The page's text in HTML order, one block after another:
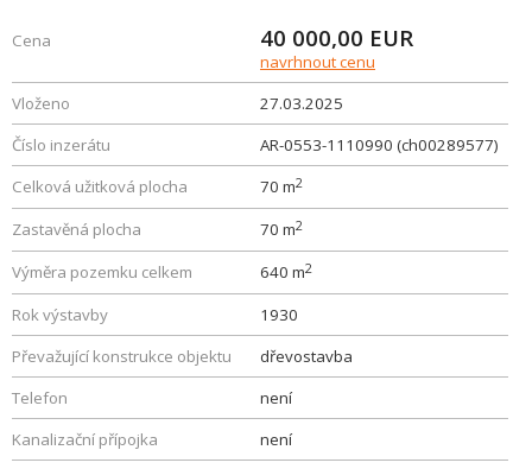
Cena 40 000,00 EUR
navrhnout cenu
Vloženo
27.03.2025
Číslo inzerátu
AR-0553-1110990 (ch00289577)
Celková užitková plocha
70 m2
Zastavěná plocha 70 m2
Výměra pozemku celkem 640 m2
Rok výstavby
1930
Převažující konstrukce objektu
dřevostavba
Telefon
není
Kanalizační přípojka
není